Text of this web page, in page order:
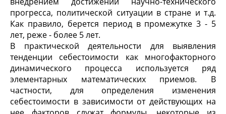
прогресса, политической ситуации в стране и т.д.
Как правило, берется период в промежутке 3 - 5
лет, реже - более 5 лет.
В практической деятельности для выявления
тенденции себестоимости как многофакторного
динамического процесса используется ряд
элементарных математических приемов. В
частности, для определения изменения
себестоимости в зависимости от действующих на